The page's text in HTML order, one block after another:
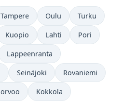
Tampere Oulu Turku
Kuopio Lahti Pori
Lappeenranta
Seinäjoki Rovaniemi
Kokkola